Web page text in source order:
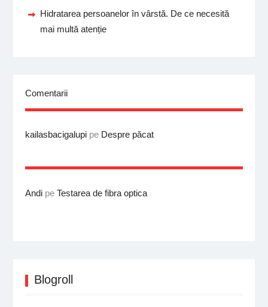
Hidratarea persoanelor în vârstă. De ce necesită
mai multă atenție
Comentarii
kailasbacigalupipe Despre păcat
Andipe Testarea de fibra optica
Blogroll